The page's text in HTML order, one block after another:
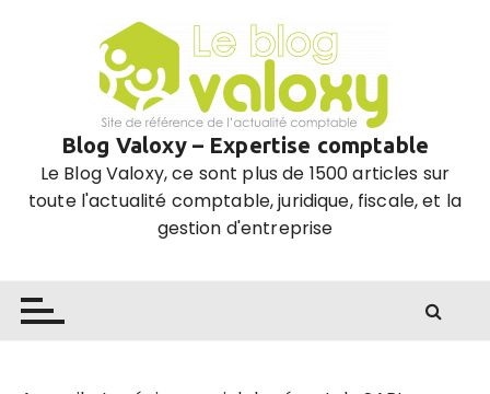
Blog Valoxy – Expertise comptable
Le Blog Valoxy, ce sont plus de 1500 articles sur
toute l'actualité comptable, juridique, fiscale, et la
gestion d'entreprise